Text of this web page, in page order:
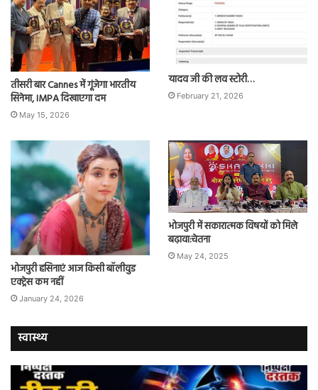
तीसरी बार Cannes में गूंजेगा भारतीय
सिनेमा, IMPA दिखाएगा दम
May 15, 2026
यादव जी की लव स्टोरी…
February 21, 2026
भोजपुरी हसिनाएं आज किसी बॉलीवुड
एक्ट्रेस कम नहीं
January 24, 2026
भोजपुरी में सकारात्मक विषयों को मिले
बढ़ावा:चेतना
May 24, 2025
स्वास्थ्य